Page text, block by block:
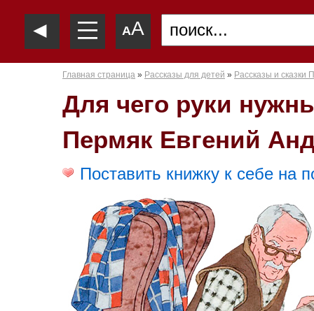
◄ —
—
— AA
Главная страница » Рассказы для детей » Рассказы и сказки
Для чего руки
Пермяк Евгений
Поставить книжку к себе на